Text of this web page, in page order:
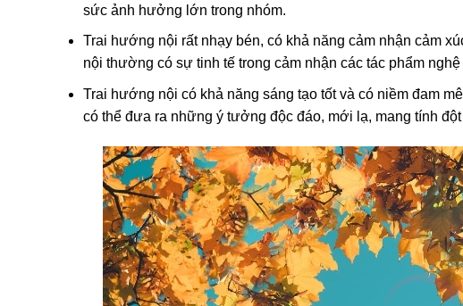
sức ảnh hưởng lớn trong nhóm.
Trai hướng nội rất nhạy bén, có khả năng cảm nhận cảm
nội thường có sự tinh tế trong cảm nhận các tác phẩm
Trai hướng nội có khả năng sáng tạo tốt và có niềm đam
có thể đưa ra những ý tưởng độc đáo, mới lạ, mang tính đột